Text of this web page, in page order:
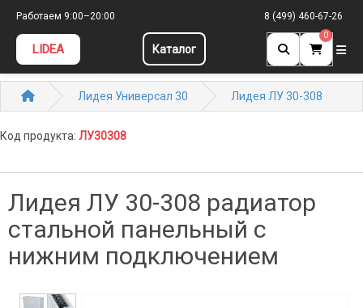
Работаем 9:00–20:00 8 (499) 460-67-26
LIDEA Каталог
0
Лидея Универсал 30 Лидея ЛУ 30-308
Код продукта: ЛУ30308
Лидея ЛУ 30-308 радиатор
стальной панельный с
нижним подключением